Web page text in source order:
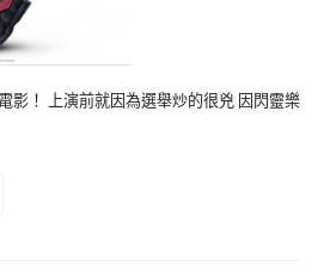
影！ 上演前就因為選舉炒的很兇 因閃靈樂